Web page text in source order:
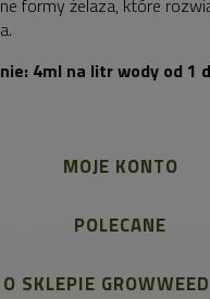
formy żelaza, które
4ml na litr wody od 1
MOJE KONTO
POLECANE
O SKLEPIE